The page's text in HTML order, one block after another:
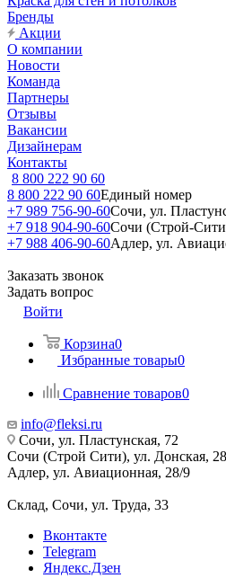
Бренды
Акции
О компании
Новости
Команда
Партнеры
Отзывы
Вакансии
Дизайнерам
Контакты
8 800 222 90 60
8 800 222 90 60Единый номер
+7 989 756-90-60Сочи, ул.
+7 918 904-90-60Сочи (Строй-
+7 988 406-90-60Адлер, ул.
Заказать звонок
Задать вопрос
Войти
Корзина0
Избранные товары0
Сравнение товаров0
info@fleksi.ru
Сочи, ул. Пластунская, 72
Сочи (Строй Сити), ул. Донская, 28
Адлер, ул. Авиационная, 28/9
Склад, Сочи, ул. Труда, 33
Вконтакте
Telegram
Яндекс.Дзен